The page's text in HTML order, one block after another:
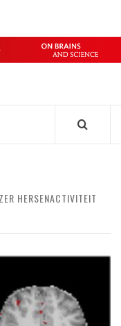
// ON BRAINS AND
HERSENACTIVITEIT